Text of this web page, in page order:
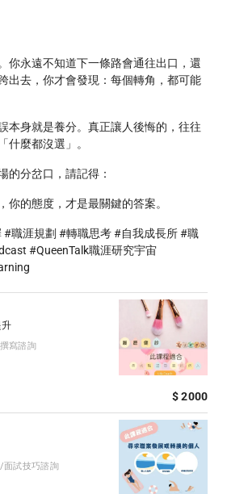
你永遠不知道下一條路會通往出口，還
出去，你才會發現：每個轉角，都可能
本身就是養分。真正讓人後悔的，往往
什麼都沒選」。
的分岔口，請記得：
你的態度，才是最關鍵的答案。
#職涯規劃 #轉職思考 #自我成長所 #職
#QueenTalk職涯研究宇宙
寫諮詢
$ 2000
試技巧諮詢